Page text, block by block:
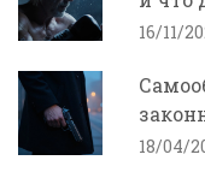
16/11/
18/04/